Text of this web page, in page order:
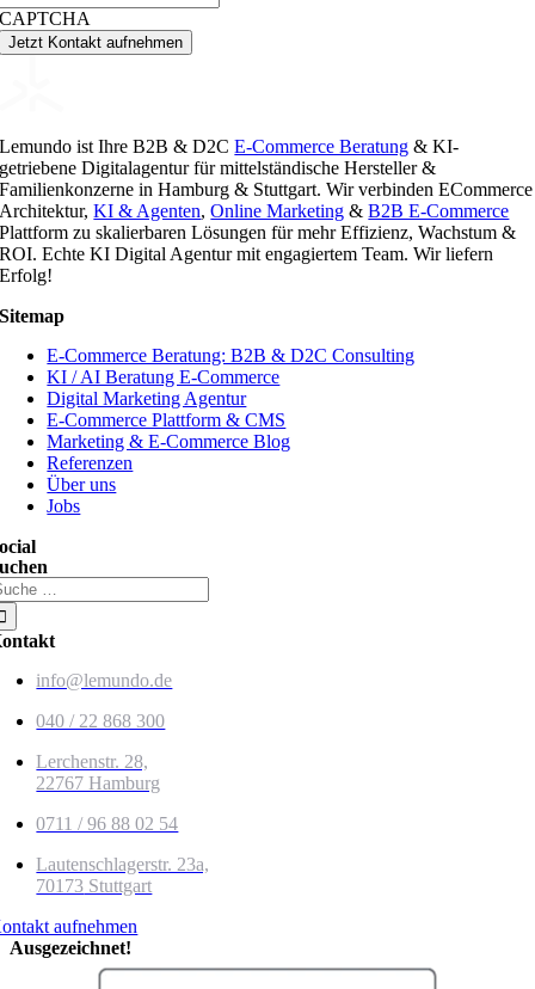
CAPTCHA
Jetzt Kontakt aufnehmen
Lemundo ist Ihre B2B & D2CE-Commerce Beratung & KI-
getriebene Digitalagentur für mittelständische Hersteller &
Familienkonzerne in Hamburg & Stuttgart. Wir verbinden ECommerce
Architektur,KI & Agenten,Online Marketing &B2B E-Commerce
Plattform zu skalierbaren Lösungen für mehr Effizienz, Wachstum &
ROI. Echte KI Digital Agentur mit engagiertem Team. Wir liefern
Erfolg!
Sitemap
E-Commerce Beratung: B2B & D2C Consulting
KI / AI Beratung E-Commerce
Digital Marketing Agentur
E-Commerce Plattform & CMS
Marketing & E-Commerce Blog
Referenzen
Über uns
Jobs
info@lemundo.de
040 / 22 868 300
Lerchenstr. 28,
22767 Hamburg
0711 / 96 88 02 54
Lautenschlagerstr. 23a,
70173 Stuttgart
aufnehmen
Ausgezeichnet!